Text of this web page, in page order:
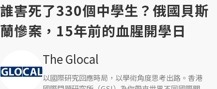
誰害死了330個中學生？俄國貝斯
蘭慘案，15年前的血腥開學日
The Glocal
以國際研究回應時局，以學術角度思考出路。香港